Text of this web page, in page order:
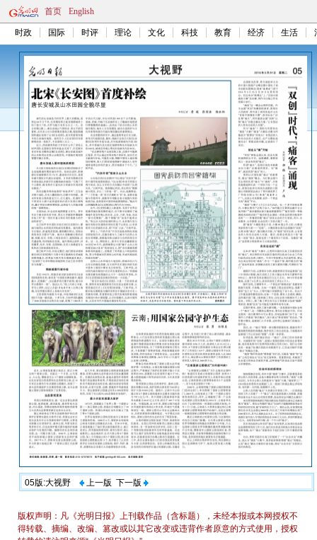
首页 English
时政 国际 时评 理论 文化 科技 教育 经济 生活
05版:大视野 上一版 下一版